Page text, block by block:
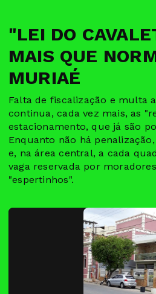
"LEI DO
MAIS QUE
MURIAÉ
Falta de fiscalização e multa
continua, cada vez mais, as
estacionamento, que já são
Enquanto não há
e, na área central, a cada
vaga reservada por
"espertinhos".